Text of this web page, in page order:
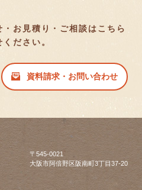
お見積り・ご相談はこちら
ださい。
資料請求・お問い合わせ
〒545-0021
大阪市阿倍野区阪南町3丁目37-20